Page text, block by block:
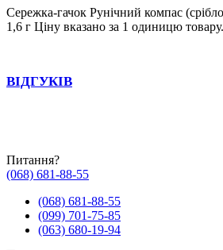
Сережка-гачок Рунічний компас
1,6 г Ціну вказано за 1 одиницю товару.
ВІДГУКІВ
Питання?
(068) 681-88-55
(068) 681-88-55
(099) 701-75-85
(063) 680-19-94